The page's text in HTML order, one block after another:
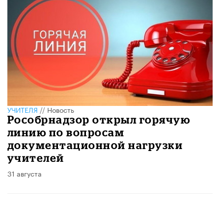
УЧИТЕЛЯ//Новость
Рособрнадзор открыл горячую
линию по вопросам
документационной нагрузки
учителей
31 августа